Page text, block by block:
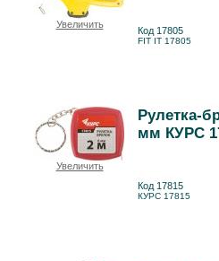
Увеличить
Код 17805
FIT IT 17805
Увеличить
Рулетка-
мм КУРС
Код 17815
КУРС 17815